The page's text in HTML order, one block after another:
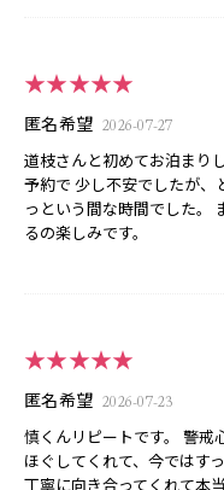
★★★★★
匿名希望 2026-07-27
道枝さんと初めてお泊まり
予約で 少し不安でしたが、
っという間な時間でした。
るの楽しみです。
★★★★★
匿名希望 2026-07-23
慎くんリピートです。 警戒
ほぐしてくれて、今ではす
丁寧に向き合ってくれて本